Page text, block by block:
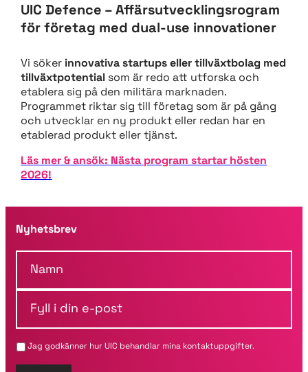
UIC Defence – Affärsutvecklingsrogram
för företag med dual-use innovationer
Vi söker innovativa startups eller tillväxtbolag med
tillväxtpotential som är redo att utforska och
etablera sig på den militära marknaden.
Programmet riktar sig till företag som är på gång
och utvecklar en ny produkt eller redan har en
etablerad produkt eller tjänst.
Läs mer & ansök: Nästa program startar hösten
2026!
Nyhetsbrev
N
F
i
d
Jag godkänner hur UIC behandlar mina kontaktuppgifter.